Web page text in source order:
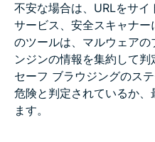
不安な場合は、URLをサ
サービス、安全スキャナ
のツールは、マルウェア
ンジンの情報を集約して
セーフ ブラウジングのス
危険と判定されているか
ます。